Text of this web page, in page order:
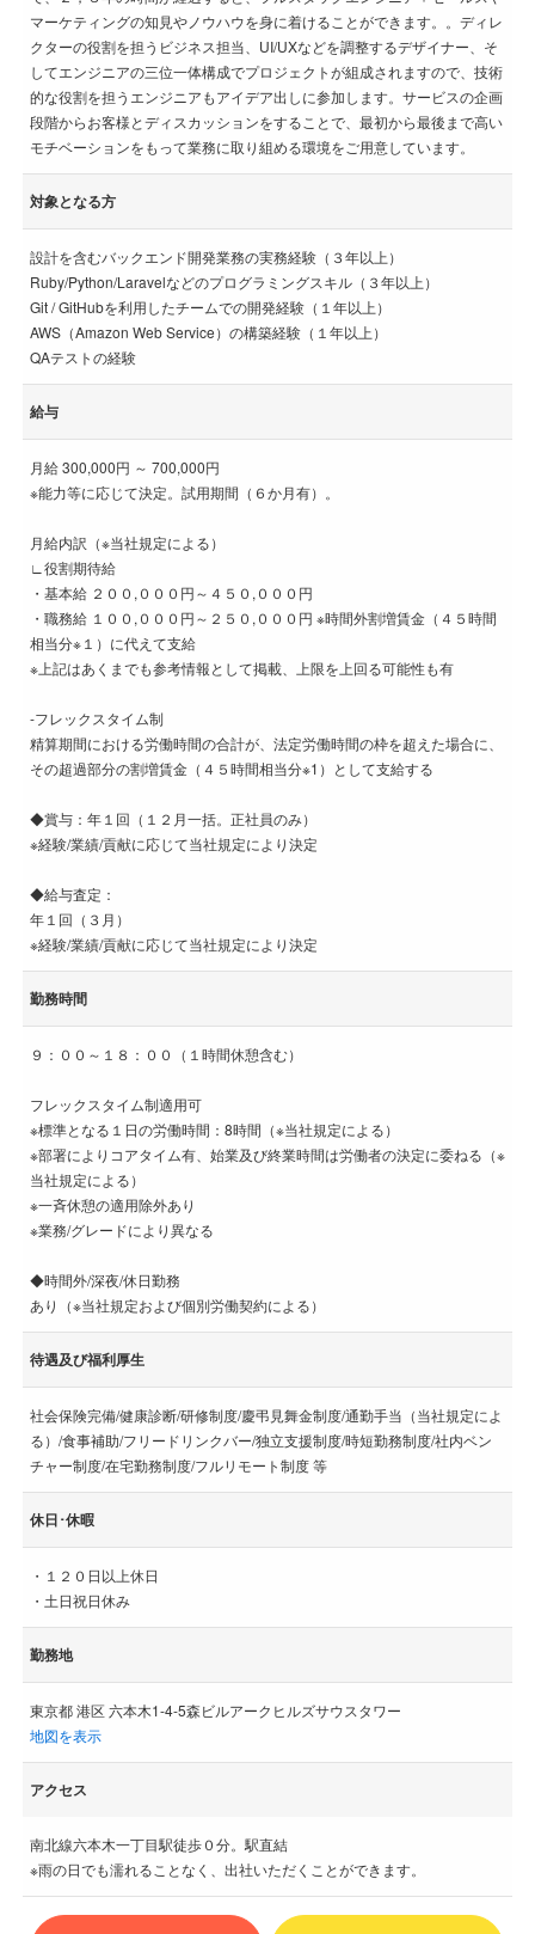
マーケティングの知見やノウハウを身に着けることができます。。ディレ
クターの役割を担うビジネス担当、UI/UXなどを調整するデザイナー、そ
してエンジニアの三位一体構成でプロジェクトが組成されますので、技術
的な役割を担うエンジニアもアイデア出しに参加します。サービスの企画
段階からお客様とディスカッションをすることで、最初から最後まで高い
モチベーションをもって業務に取り組める環境をご用意しています。
対象となる方
設計を含むバックエンド開発業務の実務経験（３年以上）
Ruby/Python/Laravelなどのプログラミングスキル（３年以上）
Git / GitHubを利用したチームでの開発経験（１年以上）
AWS（Amazon Web Service）の構築経験（１年以上）
QAテストの経験
給与
月給 300,000円 ～ 700,000円
※能力等に応じて決定。試用期間（６か月有）。
月給内訳（※当社規定による）
∟役割期待給
・基本給 ２００,０００円～４５０,０００円
・職務給 １００,０００円～２５０,０００円 ※時間外割増賃金（４５時間
相当分※１）に代えて支給
※上記はあくまでも参考情報として掲載、上限を上回る可能性も有
-フレックスタイム制
精算期間における労働時間の合計が、法定労働時間の枠を超えた場合に、
その超過部分の割増賃金（４５時間相当分※1）として支給する
◆賞与：年１回（１２月一括。正社員のみ）
※経験/業績/貢献に応じて当社規定により決定
◆給与査定：
年１回（３月）
※経験/業績/貢献に応じて当社規定により決定
勤務時間
９：００～１８：００（１時間休憩含む）
フレックスタイム制適用可
※標準となる１日の労働時間：8時間（※当社規定による）
※部署によりコアタイム有、始業及び終業時間は労働者の決定に委ねる（※
当社規定による）
※一斉休憩の適用除外あり
※業務/グレードにより異なる
◆時間外/深夜/休日勤務
あり（※当社規定および個別労働契約による）
待遇及び福利厚生
社会保険完備/健康診断/研修制度/慶弔見舞金制度/通勤手当（当社規定によ
る）/食事補助/フリードリンクバー/独立支援制度/時短勤務制度/社内ベン
チャー制度/在宅勤務制度/フルリモート制度 等
休日･休暇
・１２０日以上休日
・土日祝日休み
勤務地
東京都 港区 六本木1-4-5森ビルアークヒルズサウスタワー
地図を表示
アクセス
南北線六本木一丁目駅徒歩０分。駅直結
※雨の日でも濡れることなく、出社いただくことができます。